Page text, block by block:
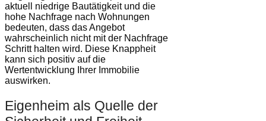
aktuell niedrige Bautätigkeit und die
hohe Nachfrage nach Wohnungen
bedeuten, dass das Angebot
wahrscheinlich nicht mit der Nachfrage
Schritt halten wird. Diese Knappheit
kann sich positiv auf die
Wertentwicklung Ihrer Immobilie
auswirken.
Eigenheim als Quelle der